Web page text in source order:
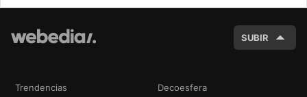
SUBIR
Trendencias Decoesfera